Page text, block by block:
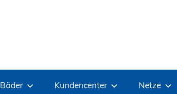
Bäder Kundencenter Netze